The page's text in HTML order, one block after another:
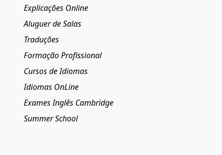
Explicações Online
Aluguer de Salas
Traduções
Formação Profissional
Cursos de Idiomas
Idiomas OnLine
Exames Inglês Cambridge
Summer School